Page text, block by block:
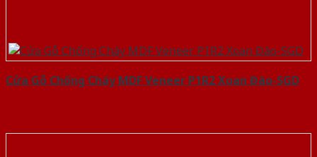
Cửa Gỗ Chống Cháy MDF Veneer P1R2 Xoan Đào-SGD